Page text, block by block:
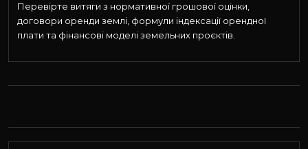
Перевірте витяги з нормативної грошової оцінки,
договори оренди землі, формули індексації орендної
плати та фінансові моделі земельних проєктів.